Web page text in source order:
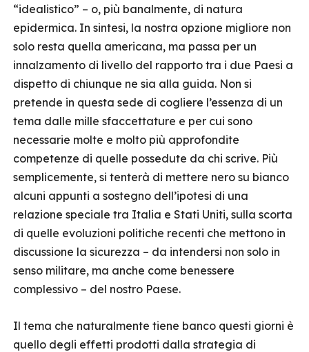
“idealistico” – o, più banalmente, di natura
epidermica. In sintesi, la nostra opzione migliore non
solo resta quella americana, ma passa per un
innalzamento di livello del rapporto tra i due Paesi a
dispetto di chiunque ne sia alla guida. Non si
pretende in questa sede di cogliere l’essenza di un
tema dalle mille sfaccettature e per cui sono
necessarie molte e molto più approfondite
competenze di quelle possedute da chi scrive. Più
semplicemente, si tenterà di mettere nero su bianco
alcuni appunti a sostegno dell’ipotesi di una
relazione speciale tra Italia e Stati Uniti, sulla scorta
di quelle evoluzioni politiche recenti che mettono in
discussione la sicurezza – da intendersi non solo in
senso militare, ma anche come benessere
complessivo – del nostro Paese.
Il tema che naturalmente tiene banco questi giorni è
quello degli effetti prodotti dalla strategia di